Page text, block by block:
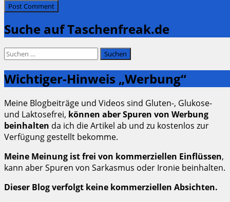
Suche auf Taschenfreak.de
Suchen
Wichtiger-Hinweis „Werbung“
Meine Blogbeiträge und Videos sind Gluten-, Glukose-
und Laktosefrei, können aber Spuren von Werbung
beinhalten da ich die Artikel ab und zu kostenlos zur
Verfügung gestellt bekomme.
Meine Meinung ist frei von kommerziellen Einflüssen,
kann aber Spuren von Sarkasmus oder Ironie beinhalten.
Dieser Blog verfolgt keine kommerziellen Absichten.